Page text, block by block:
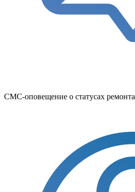
СМС-оповещение о статусах ремонта